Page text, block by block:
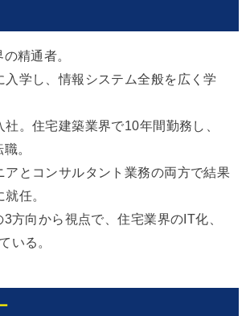
精通者。
入学し、情報システム全般を広く学
。住宅建築業界で10年間勤務し、
。
アとコンサルタント業務の両方で結果
任。
方向から視点で、住宅業界のIT化、
いる。